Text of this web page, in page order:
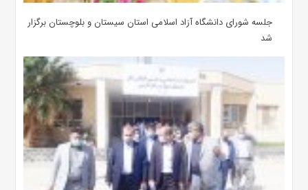
جلسه شورای دانشگاه آزاد اسلامی استان سیستان و بلوچستان برگزار
شد